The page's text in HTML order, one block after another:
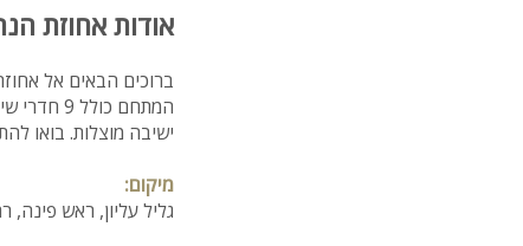
אודות אחוזת
ברוכים הבאים אל אחוזת הנרקיס 42! וילה מפוארת
המתחם
ישיבה מוצלות. בואו
מיקום:
גליל עליון, ראש פינה, רחוב הנרקיס 42,